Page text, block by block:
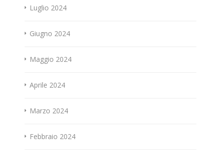
Luglio 2024
Giugno 2024
Maggio 2024
Aprile 2024
Marzo 2024
Febbraio 2024